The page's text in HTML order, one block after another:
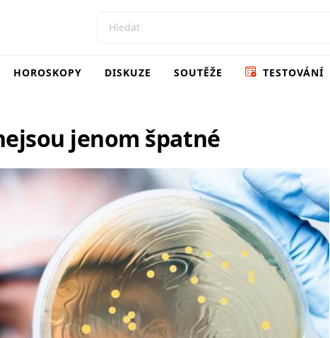
HOROSKOPY DISKUZE SOUTĚŽE TESTOVÁNÍ
jenom špatné